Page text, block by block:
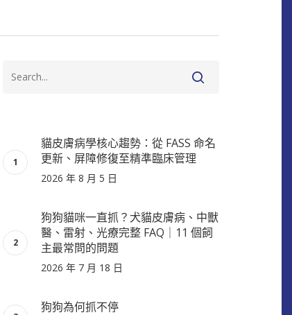
貓皮膚病學核心趨勢：從 FASS 命名
更新、屏障修復至精準臨床管理
2026 年 8 月 5 日
狗狗貓咪一直抓？犬貓皮膚病、中獸
醫、雷射、光療完整 FAQ｜11 個飼
主最常問的問題
2026 年 7 月 18 日
狗狗為何抓不停